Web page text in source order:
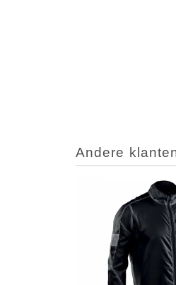
Andere